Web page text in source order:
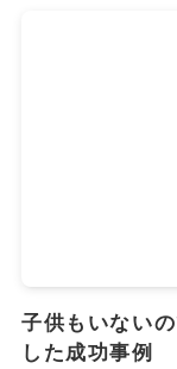
子供もいない
した成功事例